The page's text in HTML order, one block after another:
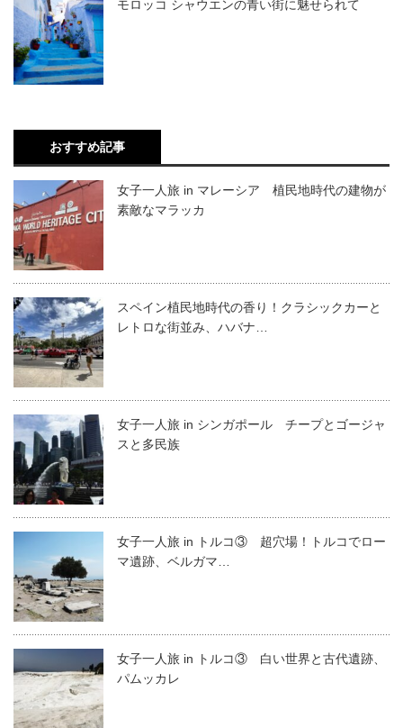
モロッコ シャウエンの青い街に魅せられて
おすすめ記事
女子一人旅 in マレーシア 植民地時代の建物が
素敵なマラッカ
スペイン植民地時代の香り！クラシックカーと
レトロな街並み、ハバナ…
女子一人旅 in シンガポール チープとゴージャ
スと多民族
女子一人旅 in トルコ③ 超穴場！トルコでロー
マ遺跡、ベルガマ…
女子一人旅 in トルコ③ 白い世界と古代遺跡、
パムッカレ